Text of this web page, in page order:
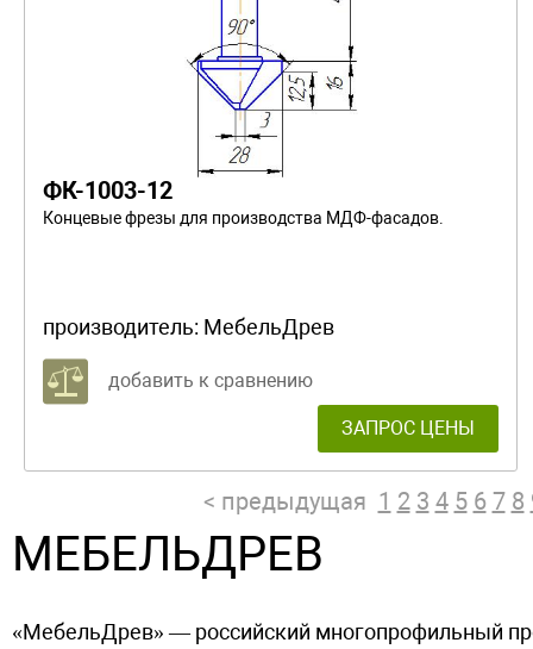
ФК-1003-12
Концевые фрезы для производства МДФ-фасадов.
производитель: МебельДрев
добавить к сравнению
ЗАПРОС ЦЕНЫ
< предыдущая 1 2 3 4 5 6 7 8
МЕБЕЛЬДРЕВ
«МебельДрев» — российский многопрофильный